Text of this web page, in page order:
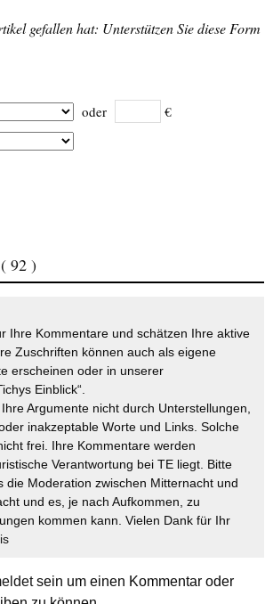
gefallen hat: Unterstützen Sie diese Form
oder €
( 92 )
Ihre Kommentare und schätzen Ihre aktive
Zuschriften können auch als eigene
erscheinen oder in unserer
Einblick“.
Argumente nicht durch Unterstellungen,
inakzeptable Worte und Links. Solche
frei. Ihre Kommentare werden
Verantwortung bei TE liegt. Bitte
die Moderation zwischen Mitternacht und
und es, je nach Aufkommen, zu
kommen kann. Vielen Dank für Ihr
sein um einen Kommentar oder